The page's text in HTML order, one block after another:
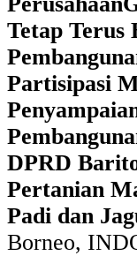
Tetap Terus
Partisipasi
DPRD
Pertanian
Padi dan
Borneo,